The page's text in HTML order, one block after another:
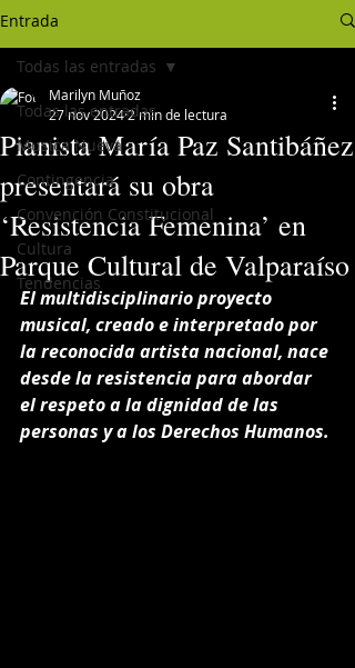
Entrada
Todas las entradas
Musica Nueva
Contingencia
Convención Constitucional
Cultura
Tendencias
Todas las entradas
Pianista María Paz Santibáñez
presentará su obra
‘Resistencia Femenina’ en
Parque Cultural de Valparaíso
Marilyn Muñoz
27 nov 20242 min de lectura
El multidisciplinario proyecto
musical, creado e interpretado por
la reconocida artista nacional, nace
desde la resistencia para abordar
el respeto a la dignidad de las
personas y a los Derechos Humanos.